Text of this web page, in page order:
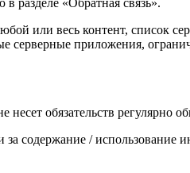
разделе «Обратная связь».
или весь контент, список
серверные приложения,
обязательств регулярно
содержание /